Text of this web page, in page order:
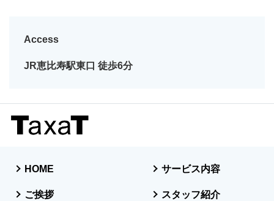
Access
JR恵比寿駅東口 徒歩6分
HOME サービス内容
ご挨拶 スタッフ紹介